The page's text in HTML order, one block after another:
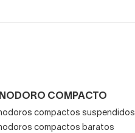
lateral o dual. La
INODORO COMPACTO
compactos suspendidos
compactos baratos